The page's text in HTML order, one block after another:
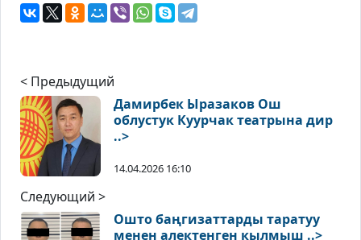
< Предыдущий
Дамирбек Ыразаков Ош
облустук Куурчак театрына дир
..>
14.04.2026 16:10
Следующий >
Ошто баңгизаттарды таратуу
менен алектенген кылмыш ..>